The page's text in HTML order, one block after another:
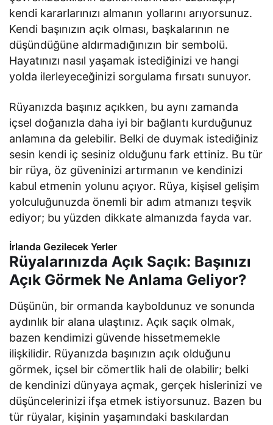
kendi kararlarınızı almanın yollarını arıyorsunuz.
Kendi başınızın açık olması, başkalarının ne
düşündüğüne aldırmadığınızın bir sembolü.
Hayatınızı nasıl yaşamak istediğinizi ve hangi
yolda ilerleyeceğinizi sorgulama fırsatı sunuyor.
Rüyanızda başınız açıkken, bu aynı zamanda
içsel doğanızla daha iyi bir bağlantı kurduğunuz
anlamına da gelebilir. Belki de duymak istediğiniz
sesin kendi iç sesiniz olduğunu fark ettiniz. Bu tür
bir rüya, öz güveninizi artırmanın ve kendinizi
kabul etmenin yolunu açıyor. Rüya, kişisel gelişim
yolculuğunuzda önemli bir adım atmanızı teşvik
ediyor; bu yüzden dikkate almanızda fayda var.
İrlanda Gezilecek Yerler
Rüyalarınızda Açık Saçık: Başınızı
Açık Görmek Ne Anlama Geliyor?
Düşünün, bir ormanda kayboldunuz ve sonunda
aydınlık bir alana ulaştınız. Açık saçık olmak,
bazen kendimizi güvende hissetmemekle
ilişkilidir. Rüyanızda başınızın açık olduğunu
görmek, içsel bir cömertlik hali de olabilir; belki
de kendinizi dünyaya açmak, gerçek hislerinizi ve
düşüncelerinizi ifşa etmek istiyorsunuz. Bazen bu
tür rüyalar, kişinin yaşamındaki baskılardan